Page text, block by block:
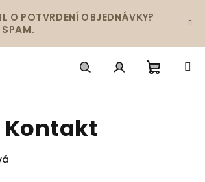
O POTVRDENÍ OBJEDNÁVKY?
SPAM.
Kontakt